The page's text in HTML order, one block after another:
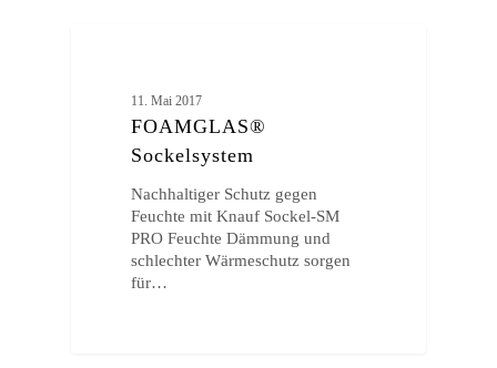
11. Mai 2017
FOAMGLAS®
Sockelsystem
Nachhaltiger Schutz gegen
Feuchte mit Knauf Sockel-SM
PRO Feuchte Dämmung und
schlechter Wärmeschutz sorgen
für…